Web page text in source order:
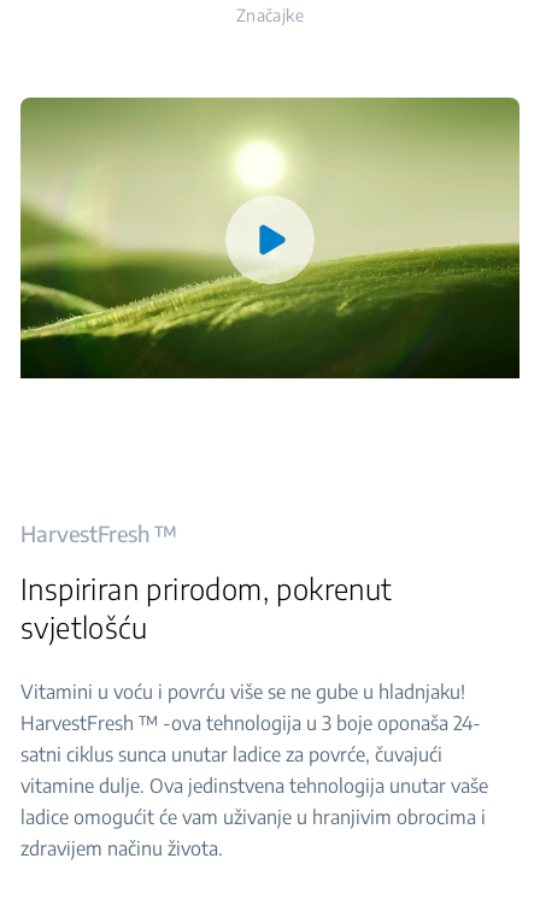
Značajke
HarvestFresh ™
Inspiriran prirodom, pokrenut
svjetlošću
Vitamini u voću i povrću više se ne gube u hladnjaku!
HarvestFresh ™ -ova tehnologija u 3 boje oponaša 24-
satni ciklus sunca unutar ladice za povrće, čuvajući
vitamine dulje. Ova jedinstvena tehnologija unutar vaše
ladice omogućit će vam uživanje u hranjivim obrocima i
zdravijem načinu života.